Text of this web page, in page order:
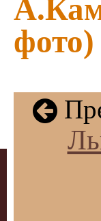
фото)